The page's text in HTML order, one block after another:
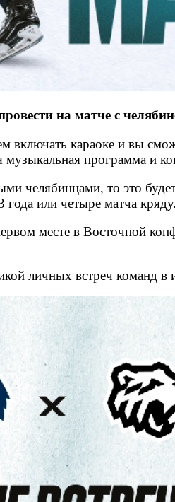
на матче с
включать караоке и вы
музыкальная программа
челябинцами, то это
или четыре матча кряду.
месте в Восточной
личных встреч команд